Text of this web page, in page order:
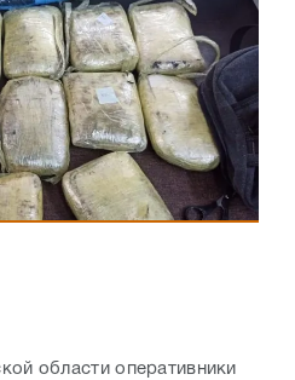
области оперативники